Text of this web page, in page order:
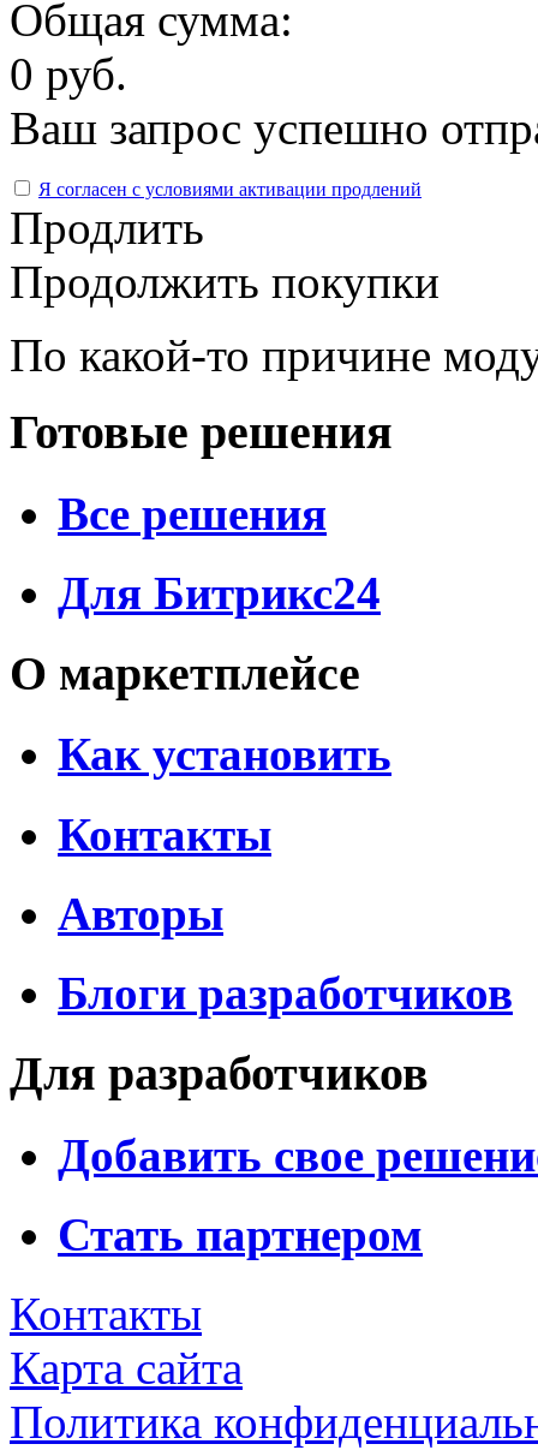
Общая сумма:
0 руб.
Ваш запрос успешно
Я согласен с условиями активации продлений
Продлить
Продолжить покупки
По какой-то причине
Готовые решения
Все решения
Для Битрикс24
О маркетплейсе
Как установить
Контакты
Авторы
Блоги разработчиков
Для разработчиков
Добавить свое
Стать партнером
Контакты
Карта сайта
Политика